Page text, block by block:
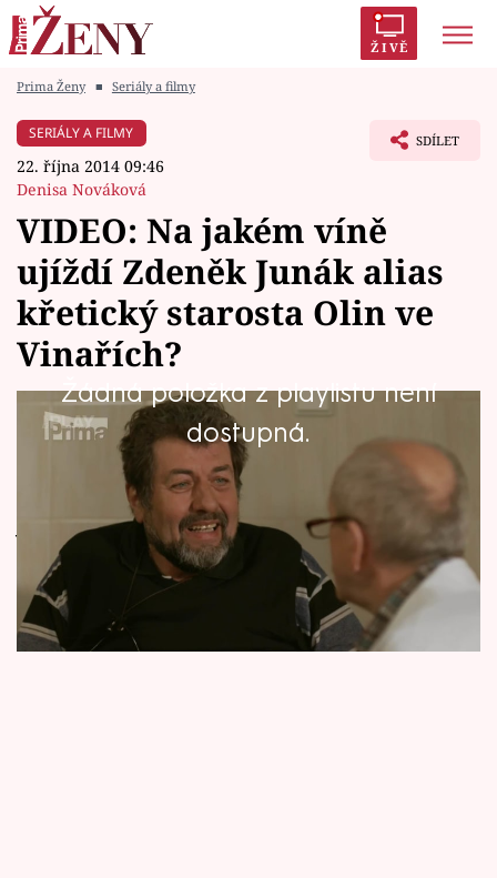
ŽIVĚ
Módní alarm
Témata
Celebrity
Vztahy
Seriály
Horoskopy
Sledujte prima+
Filmový festival Karlovy Vary
Prima Ženy ■ Seriály a filmy
SERIÁLY A FILMY
22. října 2014 09:46
Denisa Nováková
SDÍLET
VIDEO: Na jakém víně
ujíždí Zdeněk Junák alias
křetický starosta Olin ve
Vinařích?
Žádná položka z playlistu není
dostupná.
Olin Vlček je kromě starosty v Křeticích i otcem
velkovinaře Františka. Ten mu svým činěním a
hlavně produkcí vína moc radosti nedělá, víno
jeho syna a vypečeného enologa Luise je
podle něj prostě hnusné.